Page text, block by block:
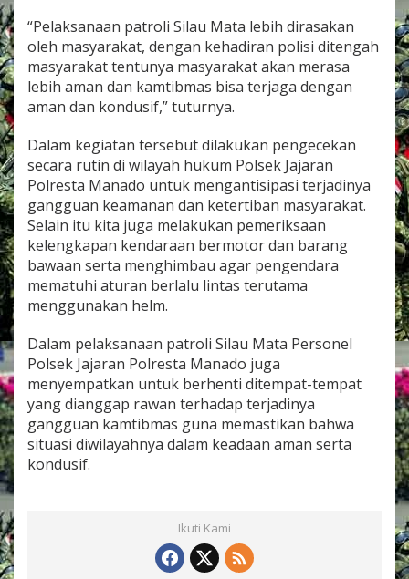
P
r
s
o
n
P
o
l
s
e
k
J
a
j
n
P
o
l
e
s
a
d
“Pelaksanaan patroli Silau Mata lebih dirasakan
oleh masyarakat, dengan kehadiran polisi ditengah
masyarakat tentunya masyarakat akan merasa
lebih aman dan kamtibmas bisa terjaga dengan
aman dan kondusif,” tuturnya.
Dalam kegiatan tersebut dilakukan pengecekan
secara rutin di wilayah hukum Polsek Jajaran
Polresta Manado untuk mengantisipasi terjadinya
gangguan keamanan dan ketertiban masyarakat.
Selain itu kita juga melakukan pemeriksaan
kelengkapan kendaraan bermotor dan barang
bawaan serta menghimbau agar pengendara
mematuhi aturan berlalu lintas terutama
menggunakan helm.
Dalam pelaksanaan patroli Silau Mata Personel
Polsek Jajaran Polresta Manado juga
menyempatkan untuk berhenti ditempat-tempat
yang dianggap rawan terhadap terjadinya
gangguan kamtibmas guna memastikan bahwa
situasi diwilayahnya dalam keadaan aman serta
kondusif.
Ikuti Kami